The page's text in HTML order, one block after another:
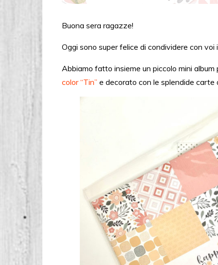
Buona sera ragazze!
Oggi sono super felice di condividere con voi
Abbiamo fatto insieme un piccolo mini
color “Tin” e decorato con le splendide carte